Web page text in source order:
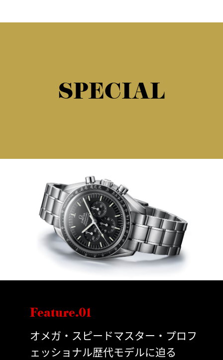
SPECIAL
Feature.01
オメガ・スピードマスター・プロフ
ェッショナル歴代モデルに迫る